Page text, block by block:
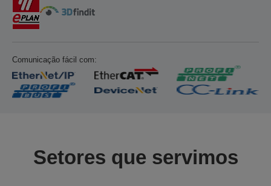
Comunicação fácil com:
Setores que servimos